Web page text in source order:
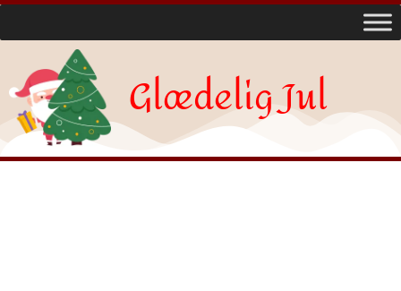
Glædelig Jul